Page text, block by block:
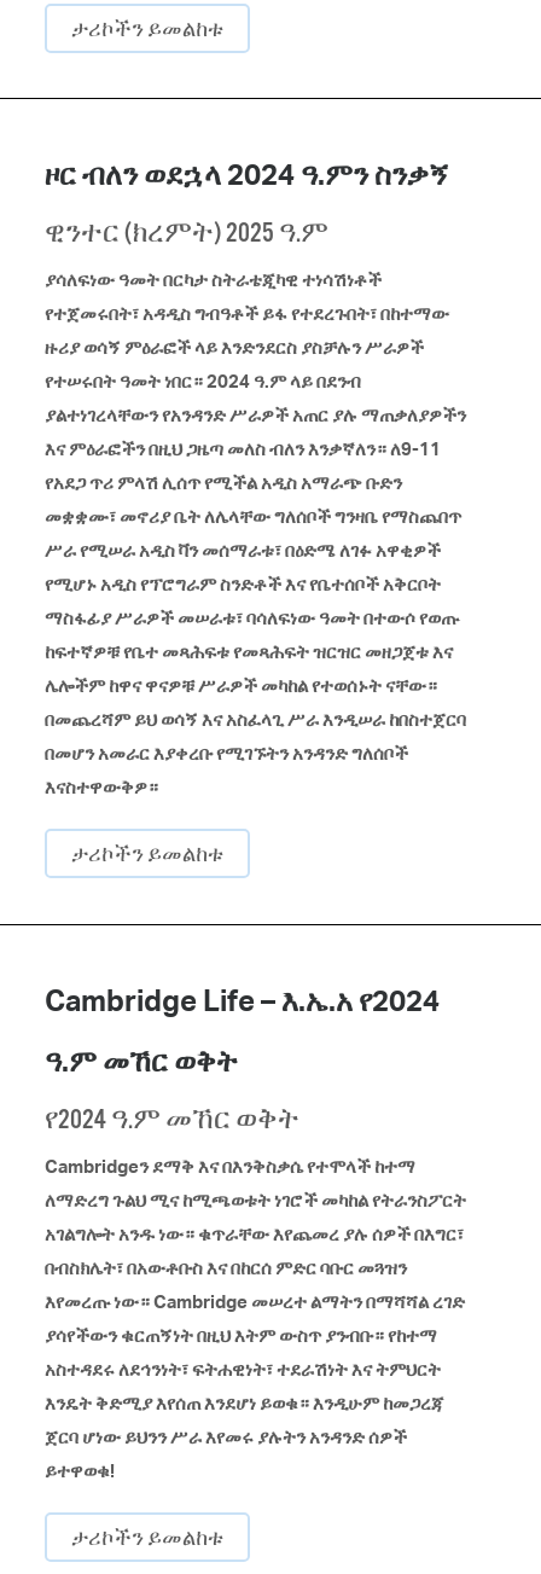
ታሪኮችን ይመልከቱ
ዞር ብለን ወደኋላ 2024 ​ዓ.ምን ስንቃኝ
ዊንተር (ክረምት) 2025 ዓ.ም
ያሳለፍነው ዓመት በርካታ ስትራቴጂካዊ ተነሳሽነቶች
የተጀመሩበት፣ አዳዲስ ግብዓቶች ይፋ የተደረጉበት​፣ ​በከተማው
ዙሪያ ወሳኝ ምዕራፎች ላይ እንድንደርስ​ ያስቻሉን ​ሥራዎች
የተሠሩበት ዓመት ነበር። 2024 ዓ.ም ላይ በደንብ
ያልተነገረላቸውን​ የ​አንዳንድ ሥራዎች​ አጠር ​ያሉ ማጠቃለያዎችን
እና ምዕራፎችን በዚህ ጋዜጣ መለስ ብለን እንቃኛለን። ለ9-11
የአደጋ ጥሪ ምላሽ ሊሰጥ የሚችል አዲስ አማራጭ ቡድን
መቋቋሙ፣ መኖሪያ ቤት ለሌላቸው ግለሰቦች ግንዛቤ የማስጨበጥ
ሥራ የሚሠራ አዲስ ቫን መሰማራቱ፣ በዕድሜ ለገፉ አዋቂዎች
የሚሆኑ አዲስ የፕሮግራም ስንድቶች እና የቤተሰቦች አቅርቦት
ማስፋፊያ ሥራዎች መሠራቱ፣ ባሳለፍነው ዓመት በተውሶ የወጡ
ከፍተኛዎቹ የቤተ መጻሕፍቱ​ የ​መጻሕፍት ዝርዝር መዘጋጀቱ እና
ሌሎችም ከዋና ዋናዎቹ ሥራዎች መካከል የተወሰኑት ናቸው።
በመጨረሻም ይህ ወሳኝ እና አስፈላጊ ሥራ እንዲሠራ ከበስተጀርባ
በመሆን​ አመራር እያቀረቡ ​የሚገኙትን አንዳንድ ግለሰቦች
እናስተዋውቅዎ።
ታሪኮችን ይመልከቱ
Cambridge Life – እ.ኤ.አ የ2024
ዓ.ም መኸር ወቅት
የ2024 ዓ.ም መኸር ወቅት
Cambridgeን ደማቅ እና በእንቅስቃሴ የተሞላች ከተማ
ለማድረግ ጉልህ ሚና ከሚጫወቱት ነገሮች መካከል የትራንስፖርት
አገልግሎት አንዱ ነው። ቁጥራቸው እየጨመረ ያሉ ሰዎች በእግር፣
በብስክሌት፣ በአውቶቡስ እና በከርሰ ምድር ባቡር መጓዝን
እየመረጡ ነው። Cambridge መሠረተ ልማትን በማሻሻል ረገድ
ያሳየችውን ቁርጠኝነት በዚህ እትም ውስጥ ያንብቡ። የከተማ
አስተዳደሩ ለደኅንነት፣ ፍትሐዊነት፣ ተደራሽነት እና ትምህርት
እንዴት ቅድሚያ እየሰጠ እንደሆነ ይወቁ። እንዲሁም ከመጋረጃ
ጀርባ ሆነው ይህንን ሥራ እየመሩ ያሉትን አንዳንድ ሰዎች
ይተዋወቁ!
ታሪኮችን ይመልከቱ